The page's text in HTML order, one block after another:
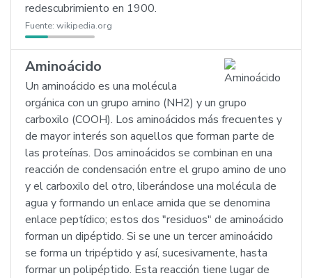
redescubrimiento en 1900.
Fuente: wikipedia.org
Aminoácido
Un aminoácido es una molécula
orgánica con un grupo amino (NH2) y un grupo
carboxilo (COOH). Los aminoácidos más frecuentes y
de mayor interés son aquellos que forman parte de
las proteínas. Dos aminoácidos se combinan en una
reacción de condensación entre el grupo amino de uno
y el carboxilo del otro, liberándose una molécula de
agua y formando un enlace amida que se denomina
enlace peptídico; estos dos "residuos" de aminoácido
forman un dipéptido. Si se une un tercer aminoácido
se forma un tripéptido y así, sucesivamente, hasta
formar un polipéptido. Esta reacción tiene lugar de